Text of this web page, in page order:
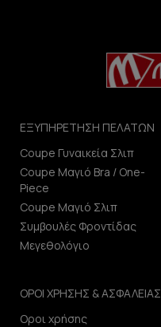
ΕΞΥΠΗΡΕΤΗΣΗ ΠΕΛΑΤΩΝ
Coupe Γυναικεία Σλιπ
Coupe Μαγιό Bra / One-
Piece
Coupe Μαγιό Σλιπ
Συμβουλές Φροντίδας
Μεγεθολόγιο
ΟΡΟΙ ΧΡΗΣΗΣ & ΑΣΦΑΛΕΙΑΣ
Οροι χρήσης